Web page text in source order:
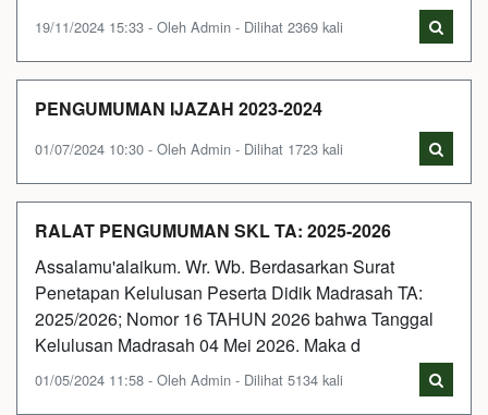
19/11/2024 15:33 - Oleh Admin - Dilihat 2369 kali
PENGUMUMAN IJAZAH 2023-2024
01/07/2024 10:30 - Oleh Admin - Dilihat 1723 kali
RALAT PENGUMUMAN SKL TA: 2025-2026
Assalamu'alaikum. Wr. Wb. Berdasarkan Surat
Penetapan Kelulusan Peserta Didik Madrasah TA:
2025/2026; Nomor 16 TAHUN 2026 bahwa Tanggal
Kelulusan Madrasah 04 Mei 2026. Maka d
01/05/2024 11:58 - Oleh Admin - Dilihat 5134 kali